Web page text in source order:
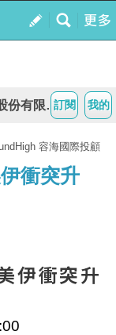
我的
訂閱
限公司
容海國際投顧
衝突升
伊衝突升